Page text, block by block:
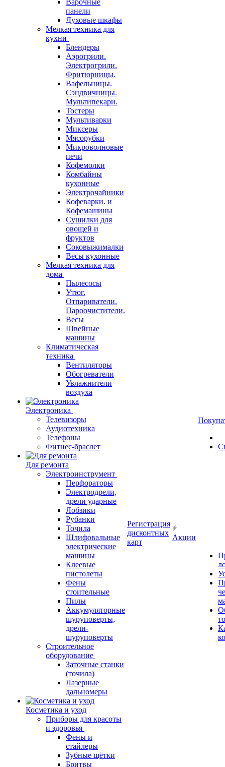
Варочные
панели
Духовые шкафы
Мелкая техника для
кухни
Блендеры
Аэрогрили.
Электрогрили.
Фритюрницы.
Вафельницы.
Сэндвичницы.
Мультипекари.
Тостеры
Мультиварки
Миксеры
Мясорубки
Микроволновые
печи
Кофемолки
Комбайны
кухонные
Электрочайники
Кофеварки. и
Кофемашины
Сушилки для
овощей и
фруктов
Соковыжималки
Весы кухонные
Мелкая техника для
дома
Пылесосы
Утюг.
Отпариватели.
Пароочистители.
Весы
Швейные
машины
Климатическая
техника
Вентиляторы
Обогреватели
Увлажнители
воздуха
Электроника
Телевизоры
Аудиотехника
Телефоны
Фитнес-браслет
Для ремонта
Электроинструмент
Перфораторы
Электродрели,
дрели ударные
Лобзики
Рубанки
Точила
Шлифовальные
электрические
машины
Клеевые
пистолеты
Фены
стоительные
Пилы
Аккумуляторные
шуруповерты,
дрели-
шуруповерты
Строительное
оборудование
Заточные станки
(точила)
Лазерные
дальномеры
Косметика и уход
Приборы для красоты
и здоровья
Фены и
стайлеры
Зубные щётки
Бритвы
Регистрация
дисконтных
карт
Акции